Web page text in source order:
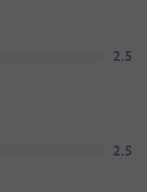
2.5
2.5